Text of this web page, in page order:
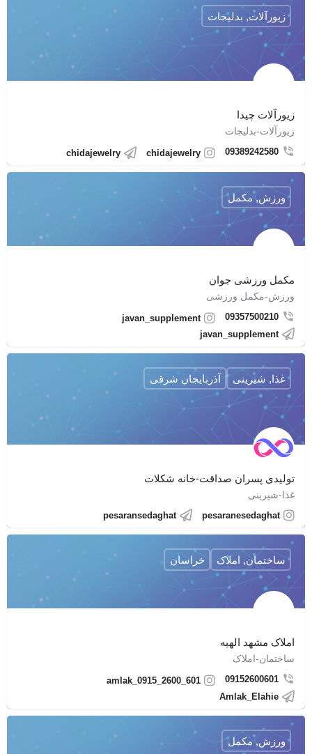
زیورآلات چیدا
زیورآلات-بدلیجات
09389242580
chidajewelry
chidajewelry
زیورآلات, بدلیجات
مکمل ورزشی جوان
ورزش-مکمل ورزشی
09357500210
javan_supplement
javan_supplement
ورزش, مکمل
تولیدی پسران صداقت-خانه شکلات
غذا-شیرینی
pesaranesedaghat
pesaransedaghat
غذا, شیرینی آذربایجان شرقی
املاک مشهد الهیه
ساختمان-املاک
09152600601
amlak_0915_2600_601
Amlak_Elahie
ساختمان, املاک خراسان
ورزش, مکمل